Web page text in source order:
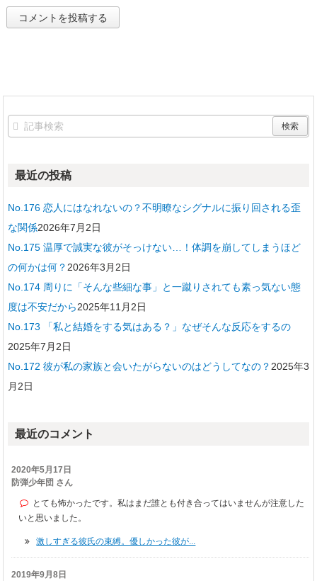
最近の投稿
No.176 恋人にはなれないの？不明瞭なシグナルに振り回される歪
な関係2026年7月2日
No.175 温厚で誠実な彼がそっけない…！体調を崩してしまうほど
の何かは何？ 2026年3月2日
No.174 周りに「そんな些細な事」と一蹴りされても素っ気ない態
度は不安だから2025年11月2日
No.173 「私と結婚をする気はある？」なぜそんな反応をするの
2025年7月2日
No.172 彼が私の家族と会いたがらないのはどうしてなの？ 2025年3
月2日
最近のコメント
2020年5月17日
防弾少年団 さん
とても怖かったです。私はまだ誰とも付き合ってはいませんが注意した
いと思いました。
激しすぎる彼氏の束縛。優しかった彼が...
2019年9月8日